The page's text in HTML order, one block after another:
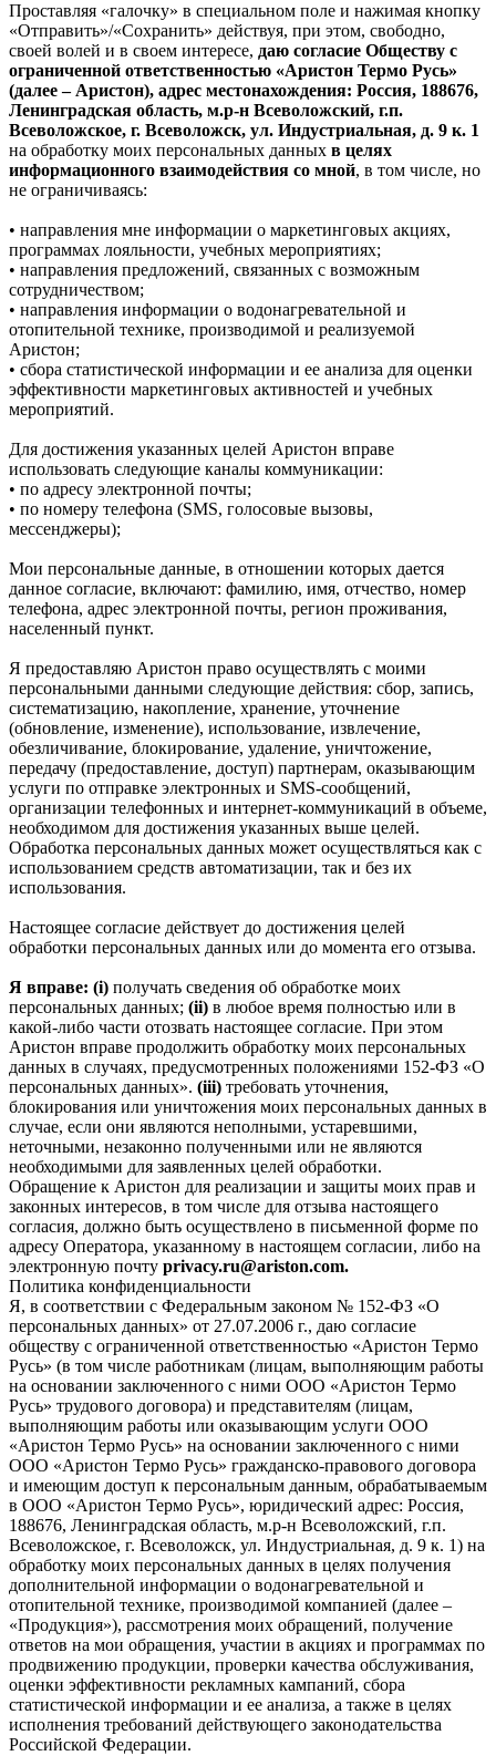
Проставляя «галочку» в специальном поле и нажимая кнопку
«Отправить»/«Сохранить» действуя, при этом, свободно,
своей волей и в своем интересе, даю согласие Обществу с
ограниченной ответственностью «Аристон Термо Русь»
(далее – Аристон), адрес местонахождения: Россия, 188676,
Ленинградская область, м.р-н Всеволожский, г.п.
Всеволожское, г. Всеволожск, ул. Индустриальная, д. 9 к. 1
на обработку моих персональных данных в целях
информационного взаимодействия со мной, в том числе, но
не ограничиваясь:
• направления мне информации о маркетинговых акциях,
программах лояльности, учебных мероприятиях;
• направления предложений, связанных с возможным
сотрудничеством;
• направления информации о водонагревательной и
отопительной технике, производимой и реализуемой
Аристон;
• сбора статистической информации и ее анализа для оценки
эффективности маркетинговых активностей и учебных
мероприятий.
Для достижения указанных целей Аристон вправе
использовать следующие каналы коммуникации:
• по адресу электронной почты;
• по номеру телефона (SMS, голосовые вызовы,
мессенджеры);
Мои персональные данные, в отношении которых дается
данное согласие, включают: фамилию, имя, отчество, номер
телефона, адрес электронной почты, регион проживания,
населенный пункт.
Я предоставляю Аристон право осуществлять с моими
персональными данными следующие действия: сбор, запись,
систематизацию, накопление, хранение, уточнение
(обновление, изменение), использование, извлечение,
обезличивание, блокирование, удаление, уничтожение,
передачу (предоставление, доступ) партнерам, оказывающим
услуги по отправке электронных и SMS‑сообщений,
организации телефонных и интернет‑коммуникаций в объеме,
необходимом для достижения указанных выше целей.
Обработка персональных данных может осуществляться как с
использованием средств автоматизации, так и без их
использования.
Настоящее согласие действует до достижения целей
обработки персональных данных или до момента его отзыва.
Я вправе: (i) получать сведения об обработке моих
персональных данных; (ii) в любое время полностью или в
какой-либо части отозвать настоящее согласие. При этом
Аристон вправе продолжить обработку моих персональных
данных в случаях, предусмотренных положениями 152-ФЗ «О
персональных данных». (iii) требовать уточнения,
блокирования или уничтожения моих персональных данных в
случае, если они являются неполными, устаревшими,
неточными, незаконно полученными или не являются
необходимыми для заявленных целей обработки.
Обращение к Аристон для реализации и защиты моих прав и
законных интересов, в том числе для отзыва настоящего
согласия, должно быть осуществлено в письменной форме по
адресу Оператора, указанному в настоящем согласии, либо на
электронную почту privacy.ru@ariston.com.
Политика конфиденциальности
Я, в соответствии с Федеральным законом № 152-ФЗ «О
персональных данных» от 27.07.2006 г., даю согласие
обществу с ограниченной ответственностью «Аристон Термо
Русь» (в том числе работникам (лицам, выполняющим работы
на основании заключенного с ними ООО «Аристон Термо
Русь» трудового договора) и представителям (лицам,
выполняющим работы или оказывающим услуги ООО
«Аристон Термо Русь» на основании заключенного с ними
ООО «Аристон Термо Русь» гражданско-правового договора
и имеющим доступ к персональным данным, обрабатываемым
в ООО «Аристон Термо Русь», юридический адрес: Россия,
188676, Ленинградская область, м.р-н Всеволожский, г.п.
Всеволожское, г. Всеволожск, ул. Индустриальная, д. 9 к. 1) на
обработку моих персональных данных в целях получения
дополнительной информации о водонагревательной и
отопительной технике, производимой компанией (далее –
«Продукция»), рассмотрения моих обращений, получение
ответов на мои обращения, участии в акциях и программах по
продвижению продукции, проверки качества обслуживания,
оценки эффективности рекламных кампаний, сбора
статистической информации и ее анализа, а также в целях
исполнения требований действующего законодательства
Российской Федерации.